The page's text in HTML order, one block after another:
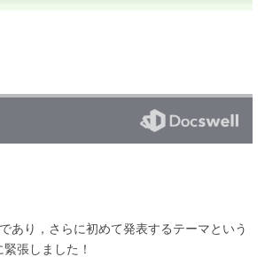
あり，さらに初めて発表するテーマという
張しました！